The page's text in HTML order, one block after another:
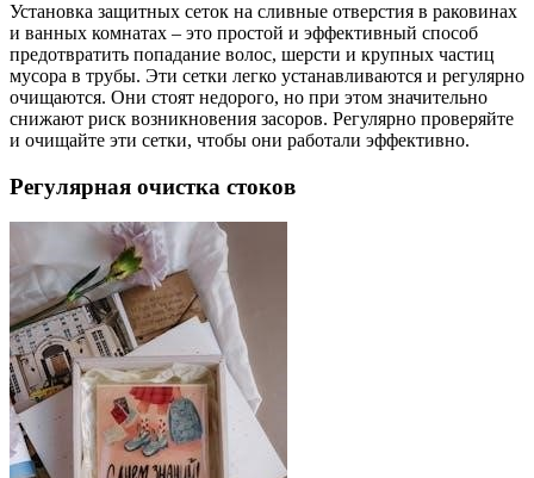
Установка защитных сеток на сливные отверстия в раковинах
и ванных комнатах – это простой и эффективный способ
предотвратить попадание волос, шерсти и крупных частиц
мусора в трубы. Эти сетки легко устанавливаются и регулярно
очищаются. Они стоят недорого, но при этом значительно
снижают риск возникновения засоров. Регулярно проверяйте
и очищайте эти сетки, чтобы они работали эффективно.
Регулярная очистка стоков